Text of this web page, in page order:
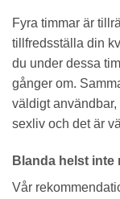
Fyra timmar är
tillfredsställa din
du under dessa
gånger om.
väldigt
sexliv och det är
Blanda helst inte
Vår